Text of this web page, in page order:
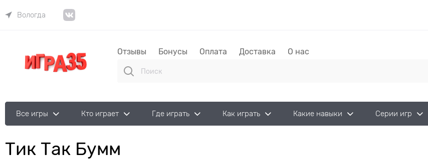
Вологда
Отзывы Бонусы Оплата Доставка
О нас
Все игры Кто играет Где играть Как играть Какие навыки Серии игр
Тик Так Бумм